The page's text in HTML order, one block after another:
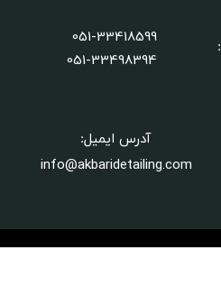
آدرس ایمیل:
info@akbaridetailing.com
051-33418599
​​​​​​​051-33498394